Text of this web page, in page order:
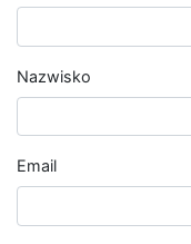
Nazwisko
Email